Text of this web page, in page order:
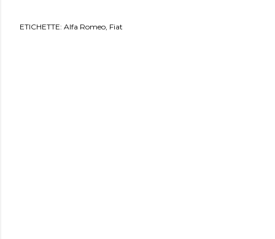
ETICHETTE: Alfa Romeo Fiat